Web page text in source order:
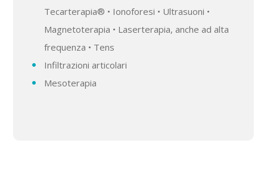
Tecarterapia® • Ionoforesi • Ultrasuoni •
Magnetoterapia • Laserterapia, anche ad alta
frequenza • Tens
Infiltrazioni articolari
Mesoterapia